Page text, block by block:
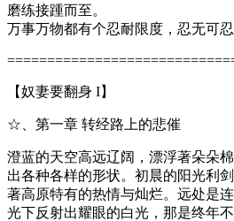
磨练接踵而至。
万事万物都有个忍耐限度，忍无可
【奴妻要翻身 I】
☆、第一章 转经路上的悲催
澄蓝的天空高远辽阔，漂浮著朵朵
出各种各样的形状。初晨的阳光利
著高原特有的热情与灿烂。远处是
光下反射出耀眼的白光，那是终年不